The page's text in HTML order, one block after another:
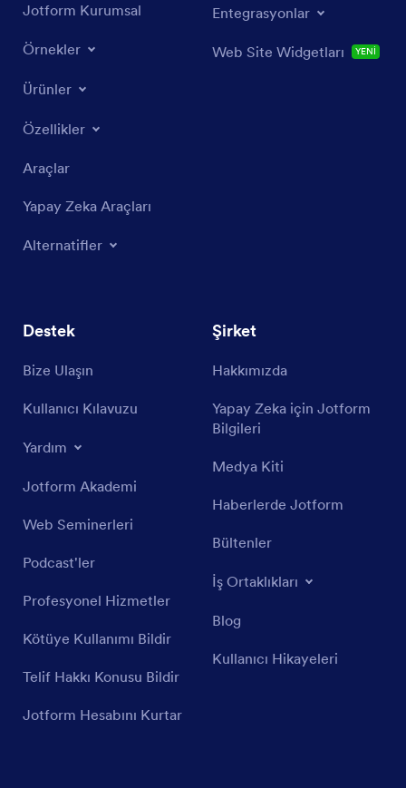
Jotform Kurumsal
Örnekler
Ürünler
Özellikler
Araçlar
Yapay Zeka Araçları
Alternatifler
Entegrasyonlar
Web Site Widgetları YENİ
Destek
Bize Ulaşın
Kullanıcı Kılavuzu
Yardım
Jotform Akademi
Web Seminerleri
Podcast'ler
Profesyonel Hizmetler
Kötüye Kullanımı Bildir
Telif Hakkı Konusu Bildir
Jotform Hesabını Kurtar
Şirket
Hakkımızda
Yapay Zeka için Jotform
Bilgileri
Medya Kiti
Haberlerde Jotform
Bültenler
İş Ortaklıkları
Blog
Kullanıcı Hikayeleri